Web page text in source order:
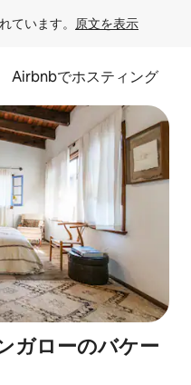
ています。 原文を表示
Airbnbでホスティング
ガローのバケー